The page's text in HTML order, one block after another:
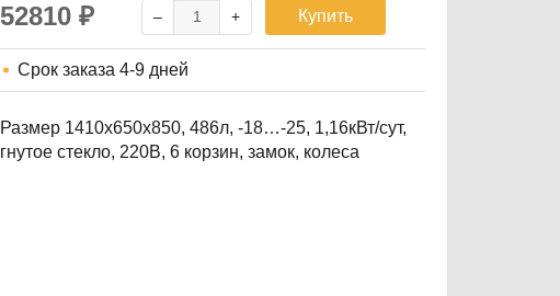
52810₽ Купить
Срок заказа4-9 дней
Размер 1410х650х850, 486л, -18…-25, 1,16кВт/сут,
гнутое стекло, 220В, 6 корзин, замок, колеса